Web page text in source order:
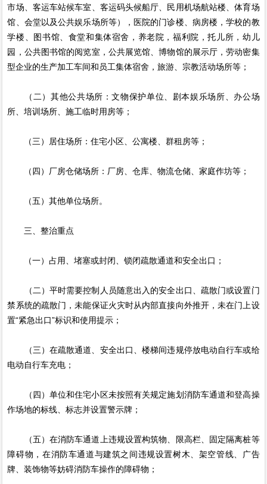
市场、客运车站候车室、客运码头候船厅、民用机场航站楼、体育场
馆、会堂以及公共娱乐场所等），医院的门诊楼、病房楼，学校的教
学楼、图书馆、食堂和集体宿舍，养老院，福利院，托儿所，幼儿
园，公共图书馆的阅览室，公共展览馆、博物馆的展示厅，劳动密集
型企业的生产加工车间和员工集体宿舍，旅游、宗教活动场所等；
（二）其他公共场所：文物保护单位、剧本娱乐场所、办公场
所、培训场所、施工临时用房等；
（三）居住场所：住宅小区、公寓楼、群租房等；
（四）厂房仓储场所：厂房、仓库、物流仓储、家庭作坊等；
（五）其他单位场所。
三、整治重点
（一）占用、堵塞或封闭、锁闭疏散通道和安全出口；
（二）平时需要控制人员随意出入的安全出口、疏散门或设置门
禁系统的疏散门，未能保证火灾时从内部直接向外推开，未在门上设
置“紧急出口”标识和使用提示；
（三）在疏散通道、安全出口、楼梯间违规停放电动自行车或给
电动自行车充电；
（四）单位和住宅小区未按照有关规定施划消防车通道和登高操
作场地的标线、标志并设置警示牌；
（五）在消防车通道上违规设置构筑物、限高栏、固定隔离桩等
障碍物，在消防车通道与建筑之间违规设置树木、架空管线、广告
牌、装饰物等妨碍消防车操作的障碍物；